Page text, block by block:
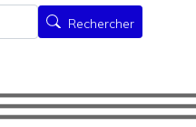
Rechercher